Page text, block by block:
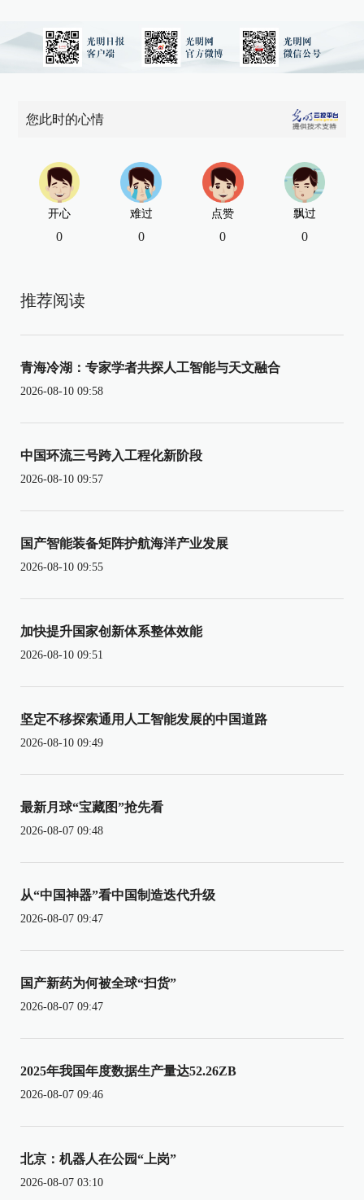
您此时的心情
开心
0
难过
0
点赞
0
飘过
0
推荐阅读
青海冷湖：专家学者共探人工智能与天文融合
2026-08-10 09:58
中国环流三号跨入工程化新阶段
2026-08-10 09:57
国产智能装备矩阵护航海洋产业发展
2026-08-10 09:55
加快提升国家创新体系整体效能
2026-08-10 09:51
坚定不移探索通用人工智能发展的中国道路
2026-08-10 09:49
最新月球“宝藏图”抢先看
2026-08-07 09:48
从“中国神器”看中国制造迭代升级
2026-08-07 09:47
国产新药为何被全球“扫货”
2026-08-07 09:47
2025年我国年度数据生产量达52.26ZB
2026-08-07 09:46
北京：机器人在公园“上岗”
2026-08-07 03:10